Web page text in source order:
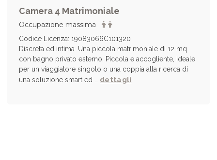
Camera 4 Matrimoniale
Occupazione massima
Codice Licenza: 19083066C101320
Discreta ed intima. Una piccola matrimoniale di 12 mq
con bagno privato esterno. Piccola e accogliente, ideale
per un viaggiatore singolo o una coppia alla ricerca di
una soluzione smart ed … dettagli